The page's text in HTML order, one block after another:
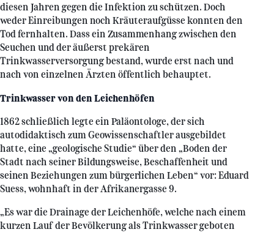
diesen Jahren gegen die Infektion zu schützen. Doch
weder Einreibungen noch Kräuteraufgüsse konnten den
Tod fernhalten. Dass ein Zusammenhang zwischen den
Seuchen und der äußerst prekären
Trinkwasserversorgung bestand, wurde erst nach und
nach von einzelnen Ärzten öffentlich behauptet.
Trinkwasser von den Leichenhöfen
1862 schließlich legte ein Paläontologe, der sich
autodidaktisch zum Geowissenschaftler ausgebildet
hatte, eine „geologische Studie“ über den „Boden der
Stadt nach seiner Bildungsweise, Beschaffenheit und
seinen Beziehungen zum bürgerlichen Leben“ vor: Eduard
Suess, wohnhaft in der Afrikanergasse 9.
„Es war die Drainage der Leichenhöfe, welche nach einem
kurzen Lauf der Bevölkerung als Trinkwasser geboten